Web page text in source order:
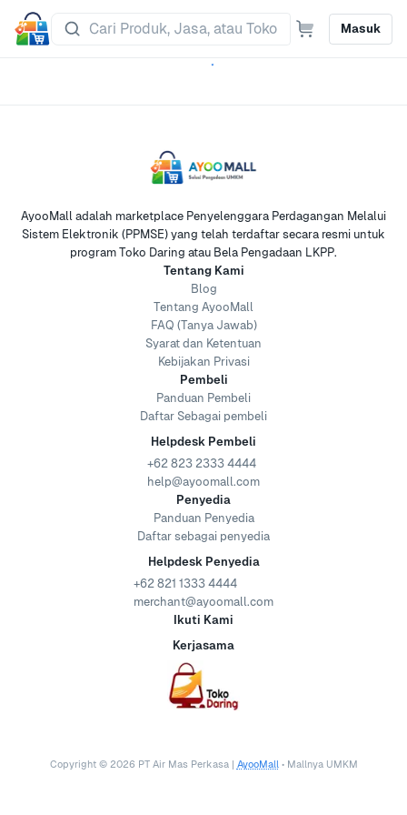
Masuk
AyooMall adalah marketplace Penyelenggara Perdagangan Melalui
Sistem Elektronik (PPMSE) yang telah terdaftar secara resmi untuk
program Toko Daring atau Bela Pengadaan LKPP.
Tentang Kami
Blog
Tentang AyooMall
FAQ (Tanya Jawab)
Syarat dan Ketentuan
Kebijakan Privasi
Pembeli
Panduan Pembeli
Daftar Sebagai pembeli
Helpdesk Pembeli
+62 823 2333 4444
help@ayoomall.com
Penyedia
Panduan Penyedia
Daftar sebagai penyedia
Helpdesk Penyedia
+62 821 1333 4444
merchant@ayoomall.com
Ikuti Kami
Kerjasama
Copyright © 2026 PT Air Mas Perkasa | AyooMall • Mallnya UMKM